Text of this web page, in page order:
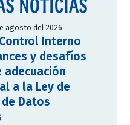
NOTICIAS
agosto del 2026
Interno
y desafíos
adecuación
a la Ley de
Datos